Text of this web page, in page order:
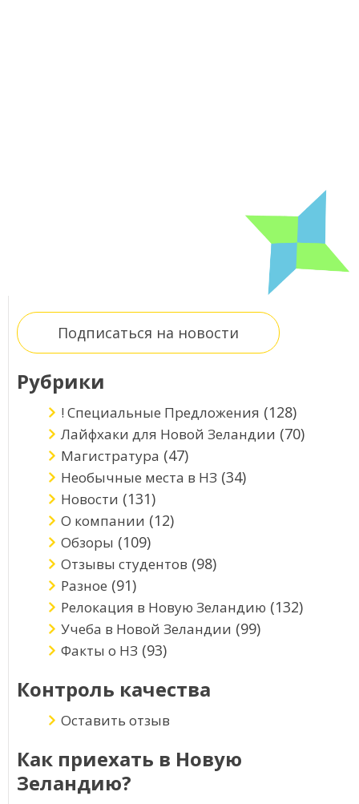
Подписаться на новости
Рубрики
! Специальные Предложения (128)
Лайфхаки для Новой Зеландии (70)
Магистратура (47)
Необычные места в НЗ (34)
Новости (131)
О компании (12)
Обзоры (109)
Отзывы студентов (98)
Разное (91)
Релокация в Новую Зеландию (132)
Учеба в Новой Зеландии (99)
Факты о НЗ (93)
Контроль качества
Оставить отзыв
Как приехать в Новую
Зеландию?